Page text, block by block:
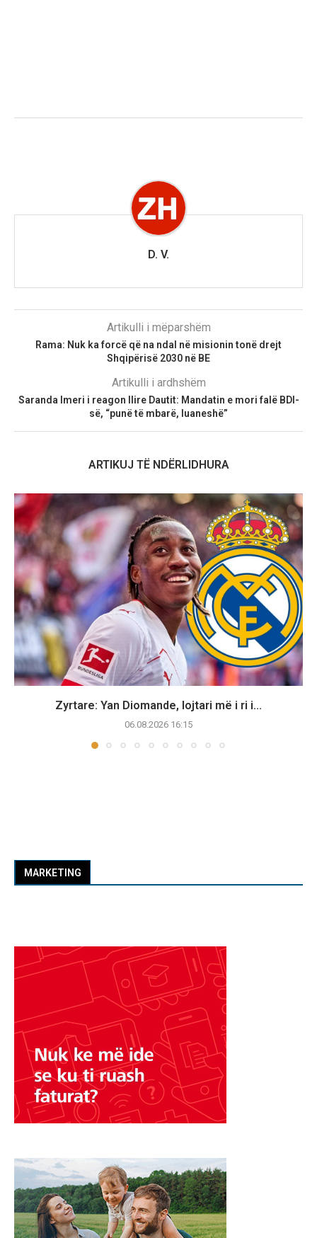
D. V.
Artikulli i mëparshëm
Rama: Nuk ka forcë që na ndal në misionin tonë drejt
Shqipërisë 2030 në BE
Artikulli i ardhshëm
Saranda Imeri i reagon Ilire Dautit: Mandatin e mori falë BDI-
së, “punë të mbarë, luaneshë”
ARTIKUJ TË NDËRLIDHURA
Zyrtare: Yan Diomande, lojtari më i ri i...
06.08.2026 16:15
MARKETING